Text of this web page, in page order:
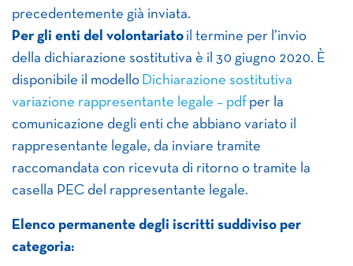
precedentemente già inviata.
Per gli enti del volontariato il termine per l’invio
della dichiarazione sostitutiva è il 30 giugno 2020. È
disponibile il modello Dichiarazione sostitutiva
variazione rappresentante legale – pdf per la
comunicazione degli enti che abbiano variato il
rappresentante legale, da inviare tramite
raccomandata con ricevuta di ritorno o tramite la
casella PEC del rappresentante legale.
Elenco permanente degli iscritti suddiviso per
categoria: